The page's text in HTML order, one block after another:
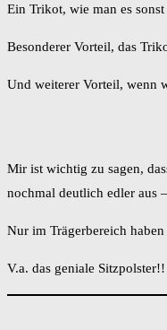
Ein Trikot, wie man es
Besonderer Vorteil, das
Und weiterer Vorteil, wenn
Mir ist wichtig zu sagen,
nochmal deutlich edler aus
Nur im Trägerbereich
V.a. das geniale Sitzpolster!!